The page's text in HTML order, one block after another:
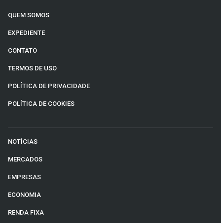
QUEM SOMOS
EXPEDIENTE
CONTATO
TERMOS DE USO
POLÍTICA DE PRIVACIDADE
POLÍTICA DE COOKIES
NOTÍCIAS
MERCADOS
EMPRESAS
ECONOMIA
RENDA FIXA